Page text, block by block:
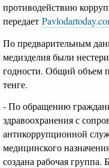
противодействию
передает
По предварительным
медизделия были
годности. Общий объем
тенге.
- По обращению
здравоохранения с
антикоррупционной
медицинского
создана рабочая